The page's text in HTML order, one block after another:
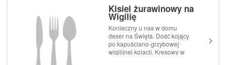
kremówki1/2 op...
Kisiel żurawinowy na
Wigilię
Konieczny u nas w domu
deser na Święta. Dość kojący
po kapuściano-grzybowej
wigilijnej kolacji. Kresowy w